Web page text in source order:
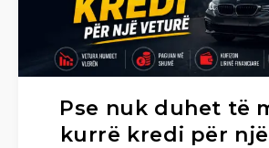
Pse nuk duhet të
kurrë kredi për